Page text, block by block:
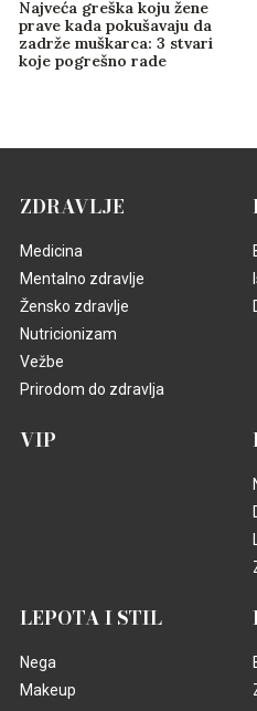
(VIDEO) LEPA BRENA PALA
đuskale, a evo šta je Viktor
MEDICINA
TEMPERATURA ide ka 40
stepeni: Ovih 5 ZNAKOVA